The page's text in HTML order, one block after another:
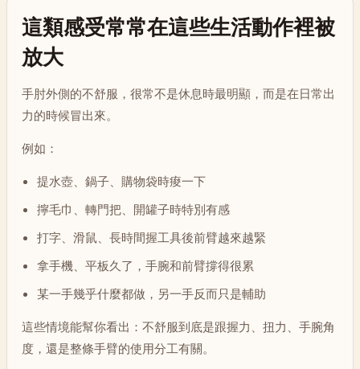
這類感受常常在這些生活動作裡被
放大
手肘外側的不舒服，很常不是休息時最明顯，而是在日常出
力的時候冒出來。
例如：
提水壺、鍋子、購物袋時痠一下
擰毛巾、轉門把、開罐子時特別有感
打字、滑鼠、長時間握工具後前臂越來越緊
拿手機、平板久了，手腕和前臂撐得很累
某一手幾乎什麼都做，另一手反而只是輔助
這些情境能幫你看出：不舒服到底是跟握力、扭力、手腕角
度，還是整條手臂的使用分工有關。